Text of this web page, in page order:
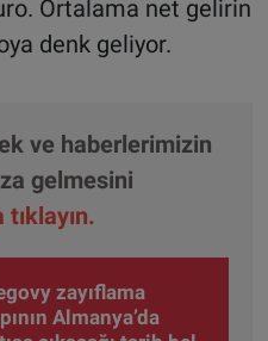
Ortalama net gelirin
denk geliyor.
ve haberlerimizin
gelmesini
.
zayıflama
Almanya’da